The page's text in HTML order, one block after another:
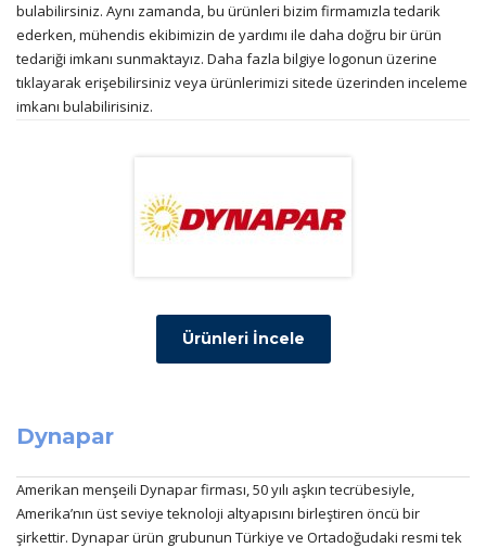
bulabilirsiniz. Aynı zamanda, bu ürünleri bizim firmamızla tedarik
ederken, mühendis ekibimizin de yardımı ile daha doğru bir ürün
tedariği imkanı sunmaktayız. Daha fazla bilgiye logonun üzerine
tıklayarak erişebilirsiniz veya ürünlerimizi sitede üzerinden inceleme
imkanı bulabilirisiniz.
Ürünleri İncele
Dynapar
Amerikan menşeili Dynapar firması, 50 yılı aşkın tecrübesiyle,
Amerika’nın üst seviye teknoloji altyapısını birleştiren öncü bir
şirkettir. Dynapar ürün grubunun Türkiye ve Ortadoğudaki resmi tek